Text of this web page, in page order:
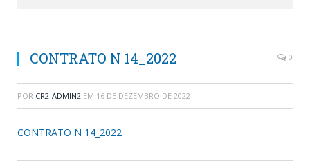
CONTRATO N 14_2022 0
POR CR2-ADMIN2 EM 16 DE DEZEMBRO DE 2022
CONTRATO N 14_2022